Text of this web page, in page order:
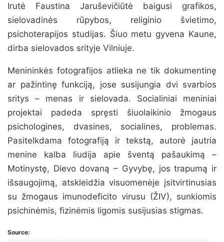
Irutė Faustina Jaruševičiūtė baigusi grafikos,
sielovadinės rūpybos, religinio švietimo,
psichoterapijos studijas. Šiuo metu gyvena Kaune,
dirba sielovados srityje Vilniuje.
Menininkės fotografijos atlieka ne tik dokumentinę
ar pažintinę funkciją, jose susijungia dvi svarbios
sritys – menas ir sielovada. Socialiniai meniniai
projektai padeda spręsti šiuolaikinio žmogaus
psichologines, dvasines, socialines, problemas.
Pasitelkdama fotografiją ir tekstą, autorė jautria
menine kalba liudija apie šventą pašaukimą –
Motinystę, Dievo dovaną – Gyvybę, jos trapumą ir
išsaugojimą, atskleidžia visuomenėje įsitvirtinusias
su žmogaus imunodeficito virusu (ŽIV), sunkiomis
psichinėmis, fizinėmis ligomis susijusias stigmas.
Source: